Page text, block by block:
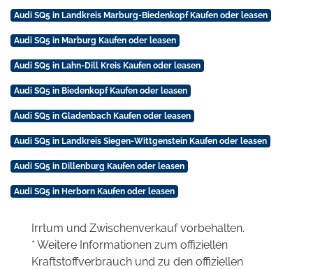
Audi SQ5 in Landkreis Marburg-Biedenkopf Kaufen oder leasen
Audi SQ5 in Marburg Kaufen oder leasen
Audi SQ5 in Lahn-Dill Kreis Kaufen oder leasen
Audi SQ5 in Biedenkopf Kaufen oder leasen
Audi SQ5 in Gladenbach Kaufen oder leasen
Audi SQ5 in Landkreis Siegen-Wittgenstein Kaufen oder leasen
Audi SQ5 in Dillenburg Kaufen oder leasen
Audi SQ5 in Herborn Kaufen oder leasen
Irrtum und Zwischenverkauf vorbehalten.
* Weitere Informationen zum offiziellen
Kraftstoffverbrauch und zu den offiziellen